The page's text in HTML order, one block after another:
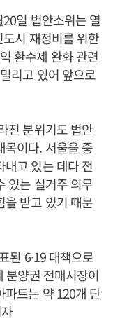
일 법안소위는 열
시 재정비를 위한
환수제 완화 관련
리고 있어 앞으로
진 분위기도 법안
목이다. 서울을 중
내고 있는 데다 전
있는 실거주 의무
을 받고 있기 때문
된 6·19 대책으로
분양권 전매시장이
파트는 약 120개 단